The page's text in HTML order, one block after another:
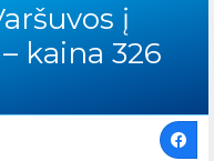
į
kaina 326